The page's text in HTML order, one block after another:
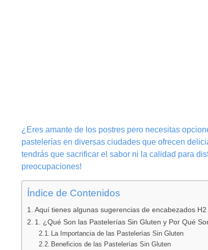
¿Eres amante de los postres pero necesitas
pastelerías en diversas ciudades que ofrecen
tendrás que sacrificar el sabor ni la calidad para
preocupaciones!
Índice de Contenidos
Aquí tienes algunas sugerencias de encabezados
1. ¿Qué Son las Pastelerías Sin Gluten y Por Qué
La Importancia de las Pastelerías Sin Gluten
Beneficios de las Pastelerías Sin Gluten